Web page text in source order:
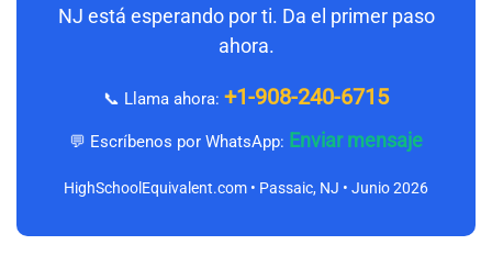
NJ está esperando por ti. Da el primer paso
ahora.
📞 Llama ahora: +1-908-240-6715
💬 Escríbenos por WhatsApp: Enviar mensaje
HighSchoolEquivalent.com • Passaic, NJ • Junio 2026